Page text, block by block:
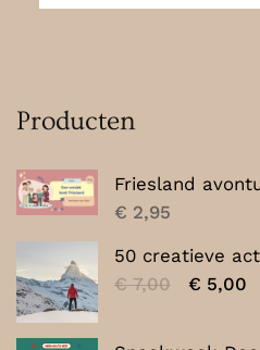
Producten
Friesland
€ 2,95
50 creatieve
€7,00 € 5,00